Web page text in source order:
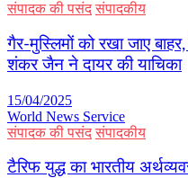
संपादक की पसंद संपादकीय
गैर-मुस्लिमों को रखा जाए
शंकर जैन ने दायर की याचिका
15/04/2025
World News Service
संपादक की पसंद संपादकीय
टैरिफ युद्ध का भारतीय